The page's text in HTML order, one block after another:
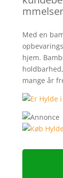
mmelser
Med en
hjem.
mange år